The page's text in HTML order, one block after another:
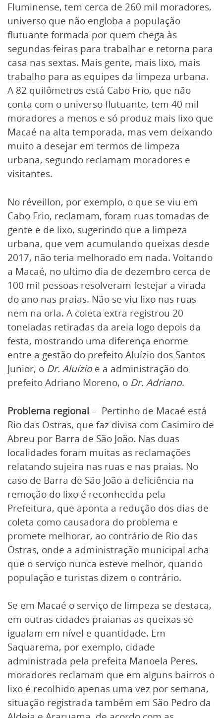
Fluminense, tem cerca de 260 mil moradores,
universo que não engloba a população
flutuante formada por quem chega às
segundas-feiras para trabalhar e retorna para
casa nas sextas. Mais gente, mais lixo, mais
trabalho para as equipes da limpeza urbana.
A 82 quilômetros está Cabo Frio, que não
conta com o universo flutuante, tem 40 mil
moradores a menos e só produz mais lixo que
Macaé na alta temporada, mas vem deixando
muito a desejar em termos de limpeza
urbana, segundo reclamam moradores e
visitantes.
No réveillon, por exemplo, o que se viu em
Cabo Frio, reclamam, foram ruas tomadas de
gente e de lixo, sugerindo que a limpeza
urbana, que vem acumulando queixas desde
2017, não teria melhorado em nada. Voltando
a Macaé, no ultimo dia de dezembro cerca de
100 mil pessoas resolveram festejar a virada
do ano nas praias. Não se viu lixo nas ruas
nem na orla. A coleta extra registrou 20
toneladas retiradas da areia logo depois da
festa, mostrando uma diferença enorme
entre a gestão do prefeito Aluízio dos Santos
Junior, o Dr. Aluízio e a administração do
prefeito Adriano Moreno, o Dr. Adriano.
Problema regional – Pertinho de Macaé está
Rio das Ostras, que faz divisa com Casimiro de
Abreu por Barra de São João. Nas duas
localidades foram muitas as reclamações
relatando sujeira nas ruas e nas praias. No
caso de Barra de São João a deficiência na
remoção do lixo é reconhecida pela
Prefeitura, que aponta a redução dos dias de
coleta como causadora do problema e
promete melhorar, ao contrário de Rio das
Ostras, onde a administração municipal acha
que o serviço nunca esteve melhor, quando
população e turistas dizem o contrário.
Se em Macaé o serviço de limpeza se destaca,
em outras cidades praianas as queixas se
igualam em nível e quantidade. Em
Saquarema, por exemplo, cidade
administrada pela prefeita Manoela Peres,
moradores reclamam que em alguns bairros o
lixo é recolhido apenas uma vez por semana,
situação registrada também em São Pedro da